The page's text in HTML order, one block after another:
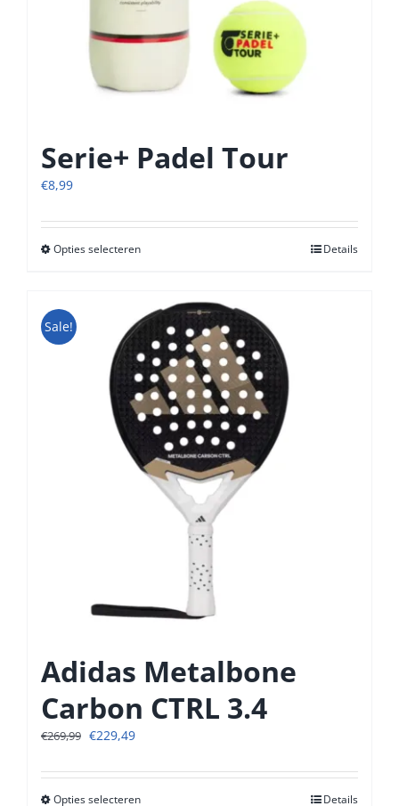
Serie+ Padel Tour
€8,99
Opties selecterenDit
meerdere
variaties.
Deze
optie
kan
gekozen
worden
de
productpagina
Details
Sale!
Adidas Metalbone
Carbon CTRL 3.4
€269,99 Oorspronkelijke
was:
€269,99.
€229,49Huidige
is:
Opties selecterenDit
Details